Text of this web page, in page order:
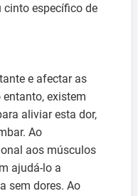
cinto específico de
e afectar as
existem
aliviar esta dor,
Ao
aos músculos
ajudá-lo a
sem dores. Ao